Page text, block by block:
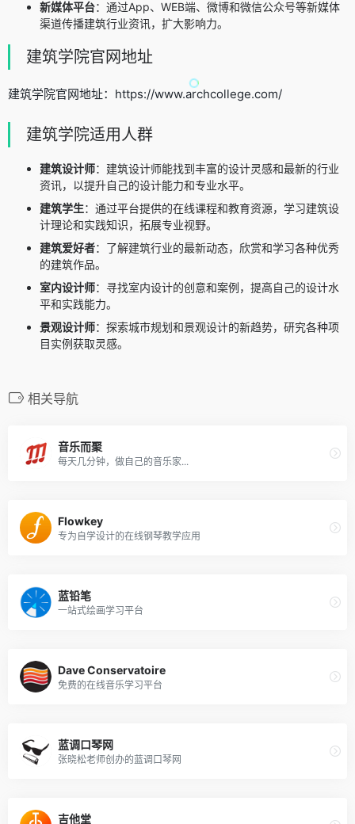
新媒体平台：通过App、WEB端、微博和微信公众号等新媒体
渠道传播建筑行业资讯，扩大影响力。
建筑学院官网地址
建筑学院官网地址：https://www.archcollege.com/
建筑学院适用人群
建筑设计师：建筑设计师能找到丰富的设计灵感和最新的行业
资讯，以提升自己的设计能力和专业水平。
建筑学生：通过平台提供的在线课程和教育资源，学习建筑设
计理论和实践知识，拓展专业视野。
建筑爱好者：了解建筑行业的最新动态，欣赏和学习各种优秀
的建筑作品。
室内设计师：寻找室内设计的创意和案例，提高自己的设计水
平和实践能力。
景观设计师：探索城市规划和景观设计的新趋势，研究各种项
目实例获取灵感。
相关导航
音乐而聚
每天几分钟，做自己的音乐家...
Flowkey
专为自学设计的在线钢琴教学应用
蓝铅笔
一站式绘画学习平台
Dave Conservatoire
免费的在线音乐学习平台
蓝调口琴网
张晓松老师创办的蓝调口琴网
吉他堂